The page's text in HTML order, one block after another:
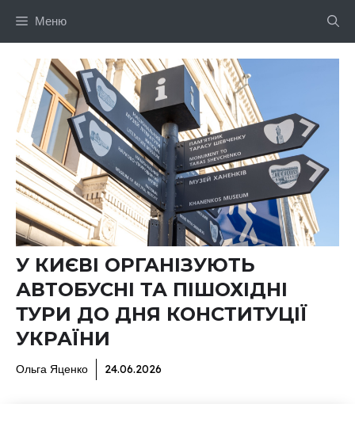
Меню
У КИЄВІ ОРГАНІЗУЮТЬ
АВТОБУСНІ ТА ПІШОХІДНІ
ТУРИ ДО ДНЯ КОНСТИТУЦІЇ
УКРАЇНИ
Ольга Яценко 24.06.2026